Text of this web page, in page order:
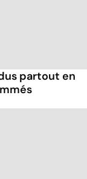
partout en